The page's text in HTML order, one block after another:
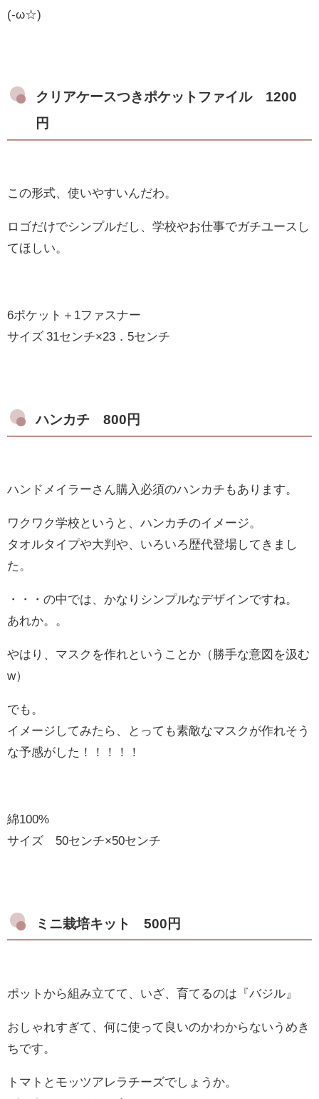
(-ω☆)
クリアケースつきポケットファイル 1200
円
この形式、使いやすいんだわ。
ロゴだけでシンプルだし、学校やお仕事でガチユースし
てほしい。
6ポケット＋1ファスナー
サイズ 31センチ×23．5センチ
ハンカチ 800円
ハンドメイラーさん購入必須のハンカチもあります。
ワクワク学校というと、ハンカチのイメージ。
タオルタイプや大判や、いろいろ歴代登場してきまし
た。
・・・の中では、かなりシンプルなデザインですね。
あれか。。
やはり、マスクを作れということか（勝手な意図を汲む
w）
でも。
イメージしてみたら、とっても素敵なマスクが作れそう
な予感がした！！！！！
綿100%
サイズ 50センチ×50センチ
ミニ栽培キット 500円
ポットから組み立てて、いざ、育てるのは『バジル』
おしゃれすぎて、何に使って良いのかわからないうめき
ちです。
トマトとモッツアレラチーズでしょうか。